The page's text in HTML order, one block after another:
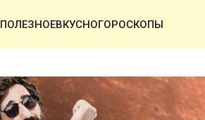
ПОЛЕЗНОЕВКУСНОГОРОСКОПЫ